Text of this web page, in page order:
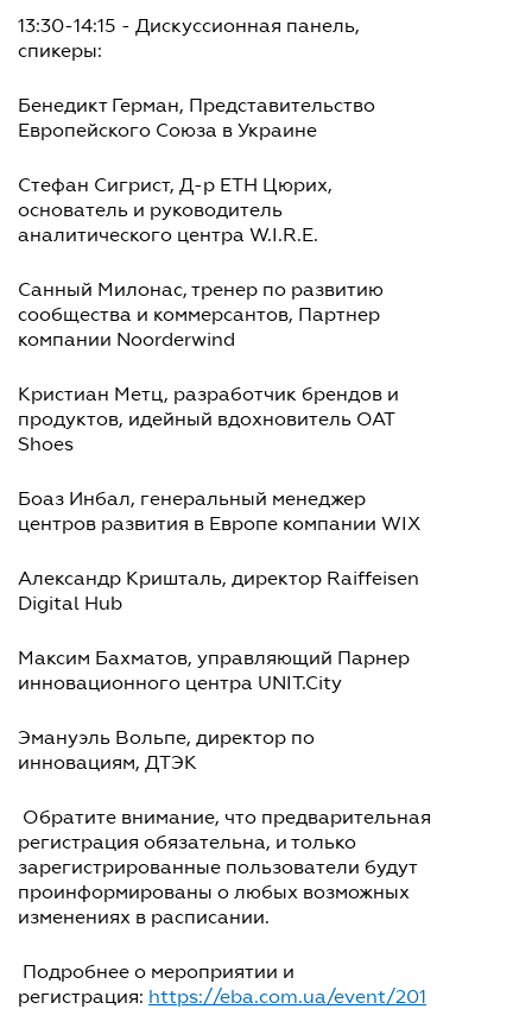
13:30-14:15 - Дискуссионная панель,
спикеры:
Бенедикт Герман, Представительство
Европейского Союза в Украине
Стефан Сигрист, Д-р ETH Цюрих,
основатель и руководитель
аналитического центра W.I.R.E.
Санный Милонас, тренер по развитию
сообщества и коммерсантов, Партнер
компании Noorderwind
Кристиан Метц, разработчик брендов и
продуктов, идейный вдохновитель OAT
Shoes
Боаз Инбал, генеральный менеджер
центров развития в Европе компании WIX
Александр Кришталь, директор Raiffeisen
Digital Hub
Максим Бахматов, управляющий Парнер
инновационного центра UNIT.City
Эмануэль Вольпе, директор по
инновациям, ДТЭК
Обратите внимание, что предварительная
регистрация обязательна, и только
зарегистрированные пользователи будут
проинформированы о любых возможных
изменениях в расписании.
Подробнее о мероприятии и
регистрация: https://eba.com.ua/event/201